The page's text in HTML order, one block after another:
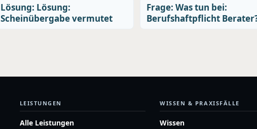
Lösung: Lösung:
Scheinübergabe vermutet
Frage: Was tun bei:
Berufshaftpflicht
LEISTUNGEN
Alle Leistungen
WISSEN & PRAXISFÄLLE
Wissen